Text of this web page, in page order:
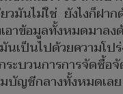
วมันไม่ใช่ ยังไงก็ฝาก
าข้อมูลทั้งหมดมาลง
เป็นไปด้วยความโปร่
ระบวนการการจัดซื้อ
บัญชีกลางทั้งหมดเลย